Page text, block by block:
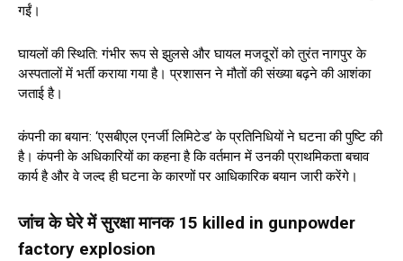
गईं।
घायलों की स्थिति: गंभीर रूप से झुलसे और घायल मजदूरों को तुरंत नागपुर के
अस्पतालों में भर्ती कराया गया है। प्रशासन ने मौतों की संख्या बढ़ने की आशंका
जताई है।
कंपनी का बयान: ‘एसबीएल एनर्जी लिमिटेड’ के प्रतिनिधियों ने घटना की पुष्टि की
है। कंपनी के अधिकारियों का कहना है कि वर्तमान में उनकी प्राथमिकता बचाव
कार्य है और वे जल्द ही घटना के कारणों पर आधिकारिक बयान जारी करेंगे।
जांच के घेरे में सुरक्षा मानक 15 killed in gunpowder
factory explosion